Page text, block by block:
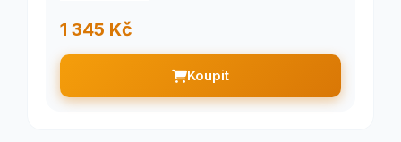
1 345 Kč
Koupit